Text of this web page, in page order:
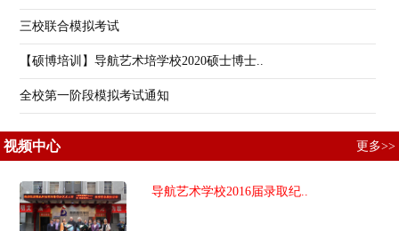
三校联合模拟考试
【硕博培训】导航艺术培学校2020硕士博士..
全校第一阶段模拟考试通知
视频中心 更多>>
导航艺术学校2016届录取纪..